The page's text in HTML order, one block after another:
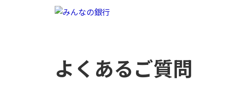
よくあるご質問